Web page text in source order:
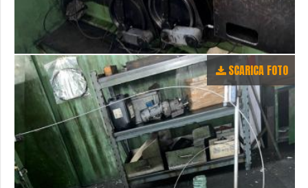
SCARICA FOTO